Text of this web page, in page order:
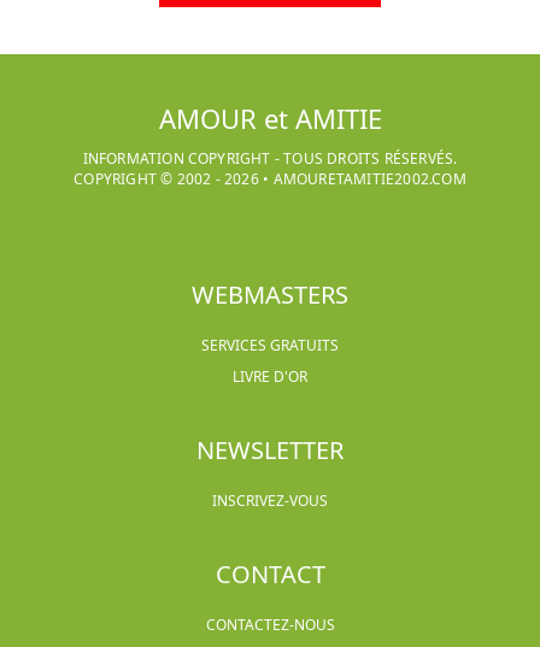
AMOUR et AMITIE
INFORMATION COPYRIGHT - TOUS DROITS RÉSERVÉS.
COPYRIGHT © 2002 -2026• AMOURETAMITIE2002.COM
WEBMASTERS
SERVICES GRATUITS
LIVRE D'OR
NEWSLETTER
INSCRIVEZ-VOUS
CONTACT
CONTACTEZ-NOUS